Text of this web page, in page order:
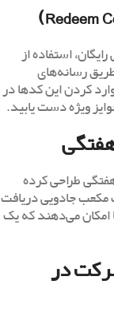
استفاده از
رسانه‌های
کردن این کدها در
ویژه دست یابید.
طراحی کرده
مکعب جادویی دریافت
امکان می‌دهند که یک
در